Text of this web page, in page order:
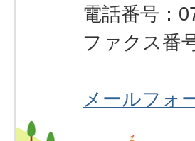
電話番号：
ファクス番
メールフォ